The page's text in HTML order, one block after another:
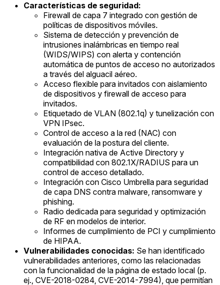
Características de seguridad:
Firewall de capa 7 integrado con gestión de
políticas de dispositivos móviles.
Sistema de detección y prevención de
intrusiones inalámbricas en tiempo real
(WIDS/WIPS) con alerta y contención
automática de puntos de acceso no autorizados
a través del alguacil aéreo.
Acceso flexible para invitados con aislamiento
de dispositivos y firewall de acceso para
invitados.
Etiquetado de VLAN (802.1q) y tunelización con
VPN IPsec.
Control de acceso a la red (NAC) con
evaluación de la postura del cliente.
Integración nativa de Active Directory y
compatibilidad con 802.1X/RADIUS para un
control de acceso detallado.
Integración con Cisco Umbrella para seguridad
de capa DNS contra malware, ransomware y
phishing.
Radio dedicada para seguridad y optimización
de RF en modelos de interior.
Informes de cumplimiento de PCI y cumplimiento
de HIPAA.
Vulnerabilidades conocidas: Se han identificado
vulnerabilidades anteriores, como las relacionadas
con la funcionalidad de la página de estado local (p.
ej., CVE-2018-0284, CVE-2014-7994), que permitían